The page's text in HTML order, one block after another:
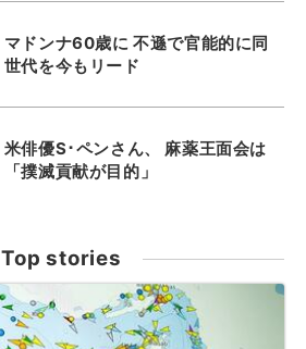
マドンナ60歳に 不遜で官能的に同
世代を今もリード
米俳優S･ペンさん、 麻薬王面会は
「撲滅貢献が目的」
Top stories